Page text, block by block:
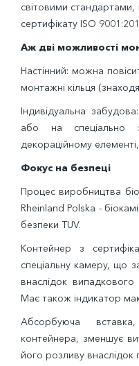
світовими
сертифікату ISO
Аж дві можливості
Настінний: можна
монтажні кільця
Індивідуальна
або на спеціально
декораційному
Фокус на безпеці
Процес виробництва
Rheinland Polska -
безпеки TUV.
Контейнер з
спеціальну камеру, що
внаслідок
Має також індикатор
Абсорбуюча
контейнера, зменшує
його розливу